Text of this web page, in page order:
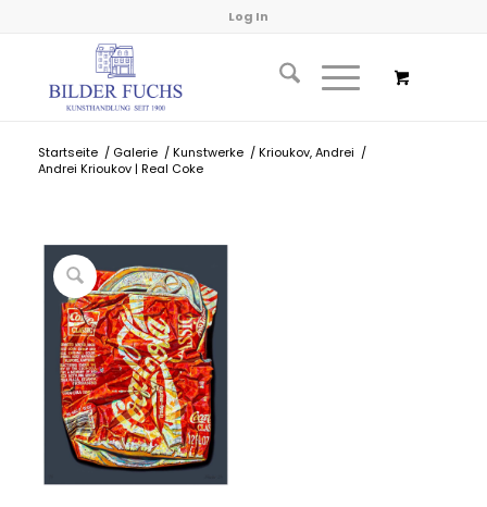
Log In
Startseite / Galerie / Kunstwerke / Krioukov, Andrei /
Andrei Krioukov | Real Coke